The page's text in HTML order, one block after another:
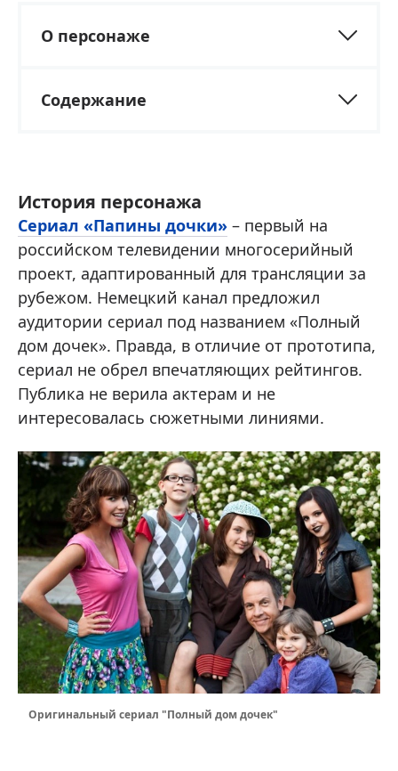
О персонаже
Содержание
История персонажа
Сериал «Папины дочки» – первый на
российском телевидении многосерийный
проект, адаптированный для трансляции за
рубежом. Немецкий канал предложил
аудитории сериал под названием «Полный
дом дочек». Правда, в отличие от прототипа,
сериал не обрел впечатляющих рейтингов.
Публика не верила актерам и не
интересовалась сюжетными линиями.
Оригинальный сериал "Полный дом дочек"